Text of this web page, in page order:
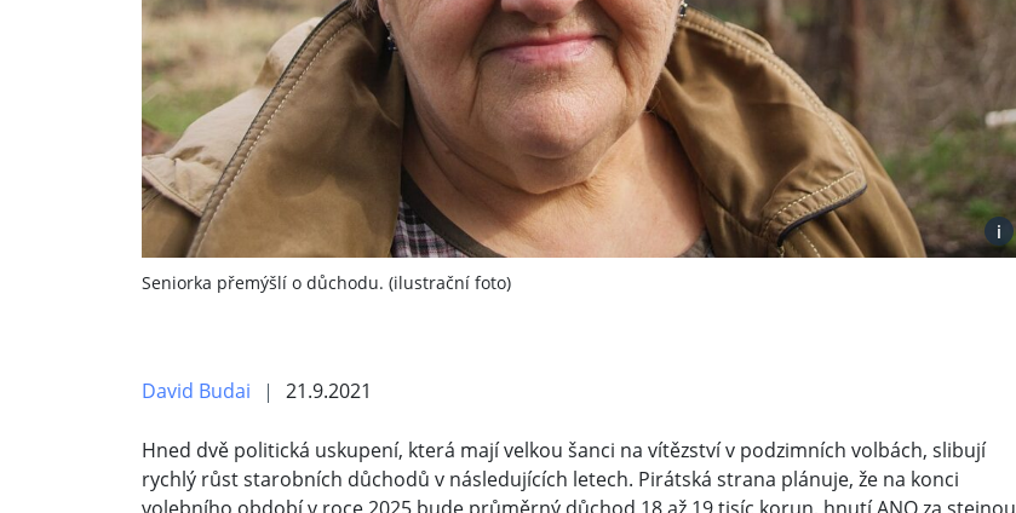
i
Seniorka přemýšlí o důchodu. (ilustrační foto)
David Budai 21.9.2021
Hned dvě politická uskupení, která mají velkou šanci na vítězství v podzimních volbách, slibují
rychlý růst starobních důchodů v následujících letech. Pirátská strana plánuje, že na konci